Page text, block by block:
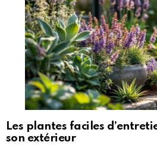
Les plantes faciles
son extérieur